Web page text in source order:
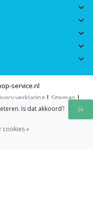
service.nl
verklaring | Sitemap|
Is dat akkoord? Ja
cookies »